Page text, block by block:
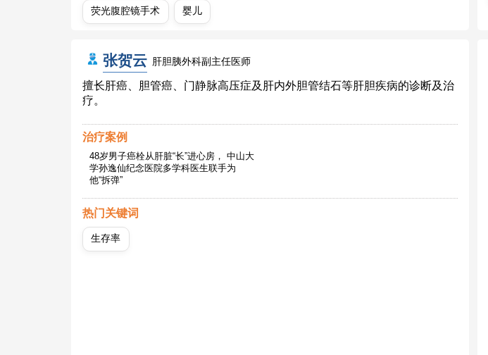
荧光腹腔镜手术 婴儿
张贺云 肝胆胰外科副主任医师
擅长肝癌、胆管癌、门静脉高压症及肝内外胆管结石等肝胆疾病的诊断及治
疗。
治疗案例
48岁男子癌栓从肝脏“长”进心房， 中山大
学孙逸仙纪念医院多学科医生联手为
他“拆弹”
热门关键词
生存率